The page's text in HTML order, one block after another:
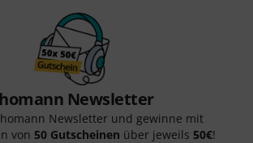
Newsletter
Newsletter und gewinne mit
von 50 Gutscheinen über jeweils 50€!